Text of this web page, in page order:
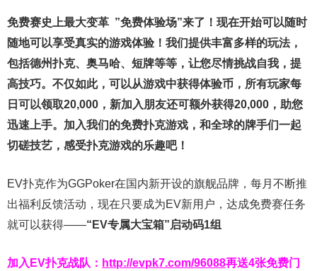
免费赛史上最大变革 ”免费体验场”来了！ 现在开始可以随时
随地可以享受真实的游戏体验！我们提供丰富多样的玩法，
包括德州扑克、奥马哈、短牌等等，让您尽情挑战自我，提
高技巧。不仅如此， 可以从游戏中获得体验币，所有玩家每
日可以领取20,000，新加入朋友还可额外获得20,000，助您
迅速上手。 加入我们的免费扑克游戏，和全球的牌手们一起
切磋技艺，感受扑克游戏的乐趣吧！
EV扑克作为GGPoker在国内新开设的旗舰品牌，每月不断推
出福利反馈活动，现在只要成为EV新用户，达成免费赛任务
就可以获得——“EV专属大宝箱”启动码1组
加入EV扑克战队： http://evpk7.com/96088再送4张免费门